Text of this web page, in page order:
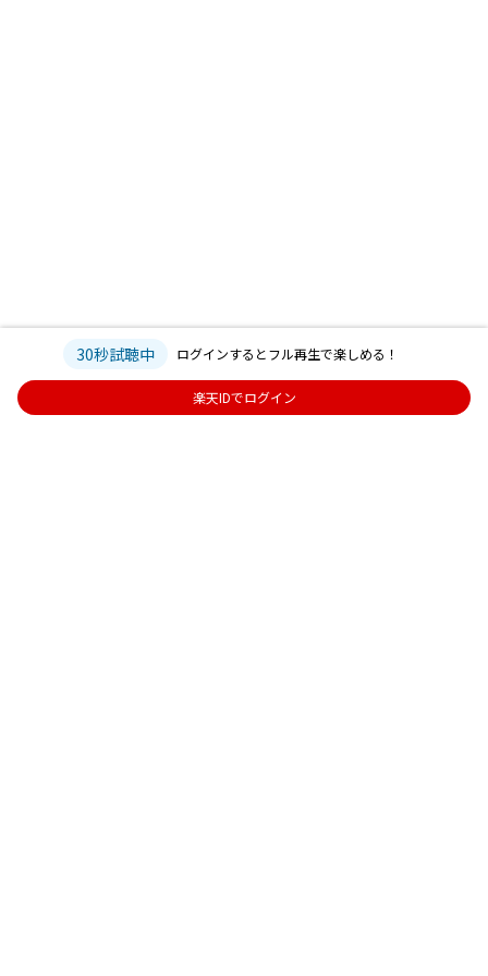
30秒試聴中 ログインするとフル再生で楽しめる！
楽天IDでログイン